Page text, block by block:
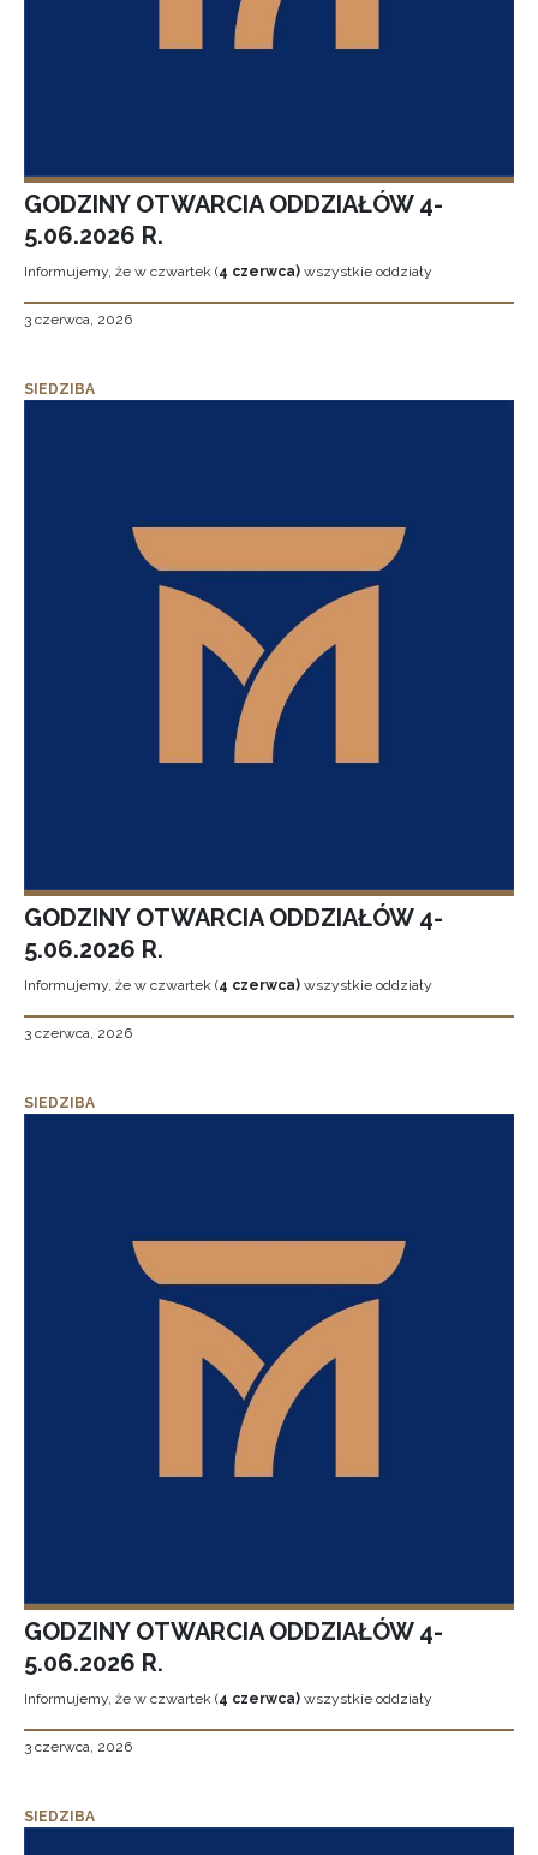
GODZINY OTWARCIA ODDZIAŁÓW 4-
5.06.2026 R.
Informujemy, że w czwartek (4 czerwca) wszystkie oddziały
3 czerwca, 2026
SIEDZIBA
GODZINY OTWARCIA ODDZIAŁÓW 4-
5.06.2026 R.
Informujemy, że w czwartek (4 czerwca) wszystkie oddziały
3 czerwca, 2026
SIEDZIBA
GODZINY OTWARCIA ODDZIAŁÓW 4-
5.06.2026 R.
Informujemy, że w czwartek (4 czerwca) wszystkie oddziały
3 czerwca, 2026
SIEDZIBA